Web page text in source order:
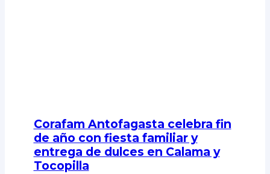
Corafam Antofagasta celebra fin
de año con fiesta familiar y
entrega de dulces en Calama y
Tocopilla